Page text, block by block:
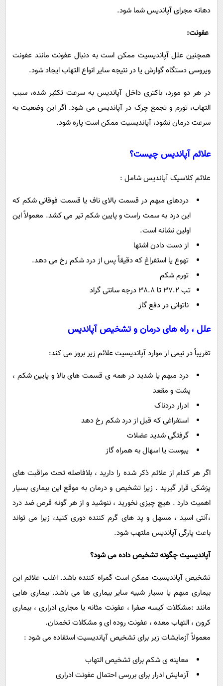
دهانه مجرای آپاندیس شما شود.
عفونت:
همچنین علل آپاندیسیت ممکن است به دنبال عفونت مانند عفونت
ویروسی دستگاه گوارش یا در نتیجه سایر انواع التهاب ایجاد شود.
در هر دو مورد، باکتری داخل آپاندیس به سرعت تکثیر شده، سبب
التهاب، تورم و تجمع چرک در آپاندیس می شود. اگر این وضعیت به
سرعت درمان نشود، آپاندیسیت ممکن است پاره شود.
علائم آپاندیس چیست؟
علائم کلاسیک آپاندیس شامل :
دردهای مبهم در قسمت بالای ناف یا قسمت فوقانی شکم که
این درد به سمت راست و پایین شکم تیر می کشد. معمولاً این
اولین نشانه است.
از دست دادن اشتها
تهوع یا استفراغ که دقیقاً پس از درد شکم رخ می دهد.
تورم شکم
تب 37.2 تا 38.8 درجه سانتی گراد
ناتوانی در دفع گاز
علل ، راه های درمان و تشخیص آپاندیس
تقریباً در نیمی از موارد آپاندیسیت علائم زیر بروز می کند:
درد مبهم یا شدید در همه ی قسمت های بالا و پایین شکم ،
پشت و مقعد
ادرار دردناک
استفراغی که قبل از درد شکم رخ دهد
گرفتگی شدید عضلات
یبوست یا اسهال به همراه گاز
اگر هر کدام از علائم ذکر شده را دارید ، بلافاصله تحت مراقبت های
پزشکی قرار گیرید . زیرا تشخیص و درمان به موقع این بیماری بسیار
اهمیت دارد . هیچ چیزی نخورید ، ننوشید و از هر گونه قرص ضد درد
،آنتی اسید ، مسهل و پد های گرم کننده دوری کنید، زیرا می تواند
باعث پارگی آپاندیس ملتهب شود.
آپاندیسیت چگونه تشخیص داده می شود؟
تشخیص آپاندیسیت ممکن است گمراه کننده باشد. اغلب علائم این
بیماری مبهم یا بسیار شبیه سایر بیماری ها می باشد. بیماری هایی
مانند :مشکلات کیسه صفرا ، عفونت مثانه یا مجاری ادراری ، بیماری
کرون ، التهاب معده ، عفونت روده ای و مشکلات تخمدان.
معمولاً آزمایشات زیر برای تشخیص آپاندیسیت استفاده می شود :
معاینه ی شکم برای تشخیص التهاب
آزمایش ادرار برای بررسی احتمال عفونت ادراری